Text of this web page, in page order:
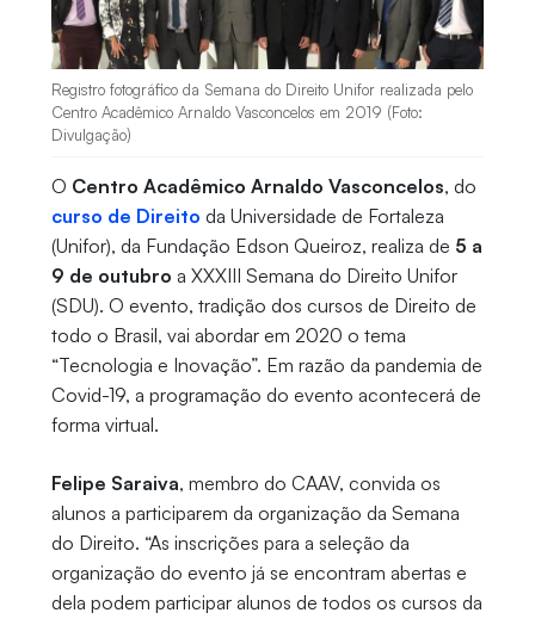
Registro fotográfico da Semana do Direito Unifor realizada pelo
Centro Acadêmico Arnaldo Vasconcelos em 2019 (Foto:
Divulgação)
O Centro Acadêmico Arnaldo Vasconcelos, do
curso de Direito da Universidade de Fortaleza
(Unifor), da Fundação Edson Queiroz, realiza de 5 a
9 de outubro a XXXIII Semana do Direito Unifor
(SDU). O evento, tradição dos cursos de Direito de
todo o Brasil, vai abordar em 2020 o tema
“Tecnologia e Inovação”. Em razão da pandemia de
Covid-19, a programação do evento acontecerá de
forma virtual.
Felipe Saraiva, membro do CAAV, convida os
alunos a participarem da organização da Semana
do Direito. “As inscrições para a seleção da
organização do evento já se encontram abertas e
dela podem participar alunos de todos os cursos da